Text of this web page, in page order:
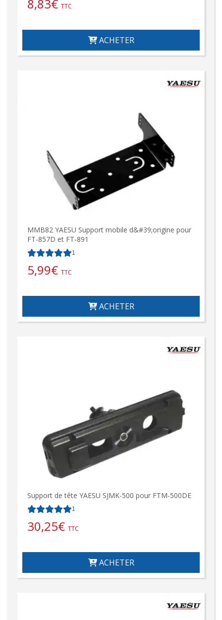
8,83€ TTC
ACHETER
MMB82 YAESU Support mobile d&#39;origine pour
FT-857D et FT-891
1
5,99€ TTC
ACHETER
Support de tête YAESU SJMK-500 pour FTM-500DE
1
30,25€ TTC
ACHETER